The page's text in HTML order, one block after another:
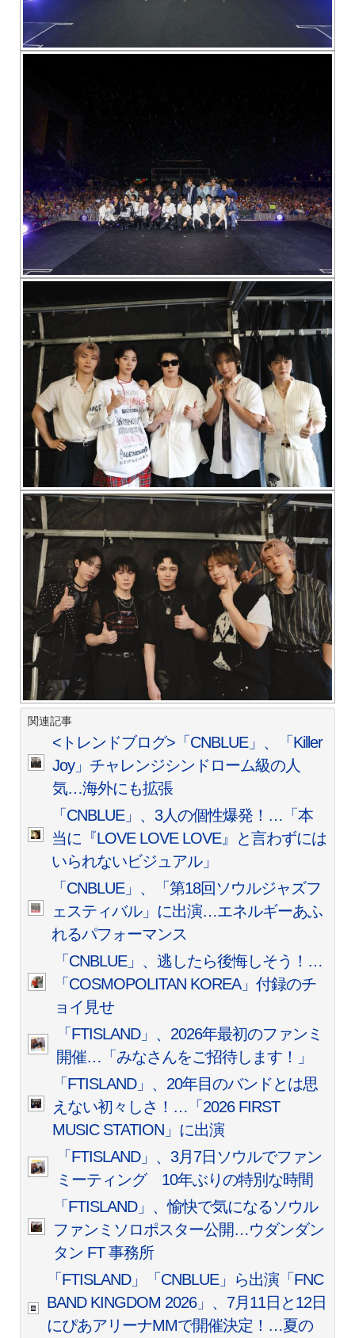
関連記事
<トレンドブログ>「CNBLUE」、「Killer
Joy」チャレンジシンドローム級の人
気…海外にも拡張
「CNBLUE」、3人の個性爆発！…「本
当に『LOVE LOVE LOVE』と言わずには
いられないビジュアル」
「CNBLUE」、「第18回ソウルジャズフ
ェスティバル」に出演…エネルギーあふ
れるパフォーマンス
「CNBLUE」、逃したら後悔しそう！…
「COSMOPOLITAN KOREA」付録のチ
ョイ見せ
「FTISLAND」、2026年最初のファンミ
開催…「みなさんをご招待します！」
「FTISLAND」、20年目のバンドとは思
えない初々しさ！…「2026 FIRST
MUSIC STATION」に出演
「FTISLAND」、3月7日ソウルでファン
ミーティング 10年ぶりの特別な時間
「FTISLAND」、愉快で気になるソウル
ファンミソロポスター公開…ウダンダン
タン FT 事務所
「FTISLAND」「CNBLUE」ら出演「FNC
BAND KINGDOM 2026」、7月11日と12日
にぴあアリーナMMで開催決定！…夏の